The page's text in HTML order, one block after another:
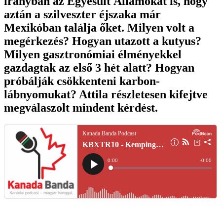
aztán a szilveszter éjszaka már
Mexikóban találja őket. Milyen volt a
megérkezés? Hogyan utazott a kutyus?
Milyen gasztronómiai élményekkel
gazdagtak az első 3 hét alatt? Hogyan
próbálják csökkenteni karbon-
lábnyomukat? Attila részletesen kifejtve
megválaszolt mindent kérdést.